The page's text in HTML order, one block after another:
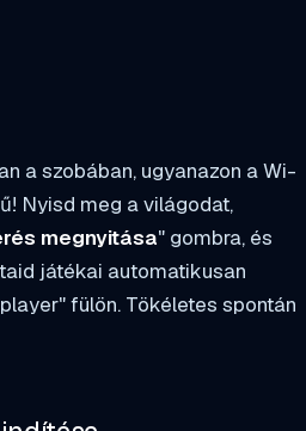
a szobában, ugyanazon a Wi-
Nyisd meg a világodat,
megnyitása" gombra, és
játékai automatikusan
fülön. Tökéletes spontán